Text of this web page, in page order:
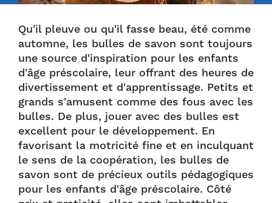
Qu'il pleuve ou qu'il fasse beau, été comme
automne, les bulles de savon sont toujours
une source d'inspiration pour les enfants
d'âge préscolaire, leur offrant des heures de
divertissement et d'apprentissage. Petits et
grands s'amusent comme des fous avec les
bulles. De plus, jouer avec des bulles est
excellent pour le développement. En
favorisant la motricité fine et en inculquant
le sens de la coopération, les bulles de
savon sont de précieux outils pédagogiques
pour les enfants d'âge préscolaire. Côté